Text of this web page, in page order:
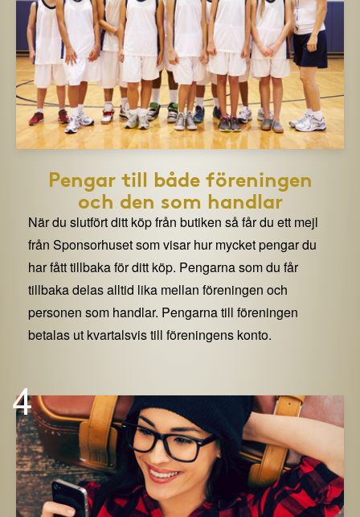
Pengar till både föreningen
och den som handlar
När du slutfört ditt köp från butiken så får du ett mejl
från Sponsorhuset som visar hur mycket pengar du
har fått tillbaka för ditt köp. Pengarna som du får
tillbaka delas alltid lika mellan föreningen och
personen som handlar. Pengarna till föreningen
betalas ut kvartalsvis till föreningens konto.
4